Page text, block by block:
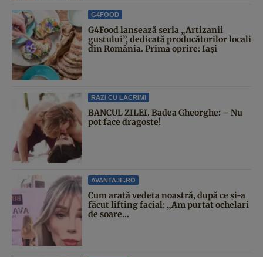
G4FOOD
G4Food lansează seria „Artizanii
gustului”, dedicată producătorilor locali
din România. Prima oprire: Iași
RAZI CU LACRIMI
BANCUL ZILEI. Badea Gheorghe: – Nu
pot face dragoste!
AVANTAJE.RO
Cum arată vedeta noastră, după ce și-a
făcut lifting facial: „Am purtat ochelari
de soare...